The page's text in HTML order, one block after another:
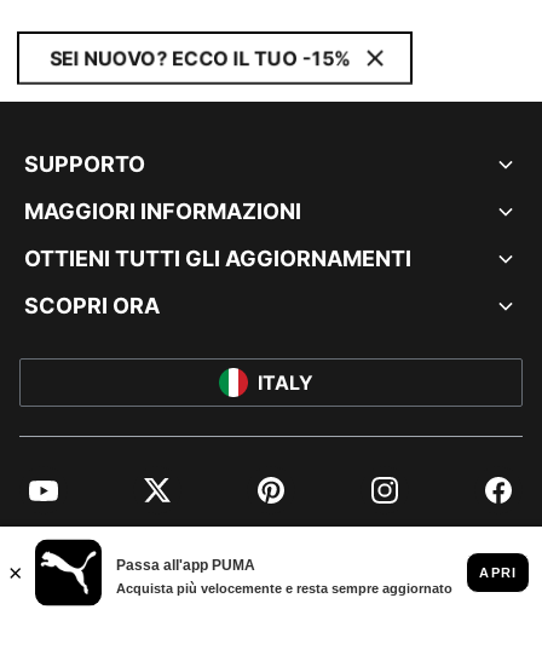
SEI NUOVO? ECCO IL TUO -15%
SUPPORTO
MAGGIORI INFORMAZIONI
OTTIENI TUTTI GLI AGGIORNAMENTI
SCOPRI ORA
ITALY
YouTube Twitter Pinterest Instagram
© PUMA EUROPE GMBH, 2026. TUTTI I DIRITTI RISERVATI
DATI AZIENDALI E LEGALI